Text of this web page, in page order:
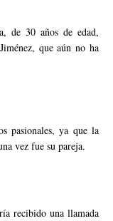
de 30 años de edad,
que aún no ha
pasionales, ya que la
vez fue su pareja.
recibido una llamada